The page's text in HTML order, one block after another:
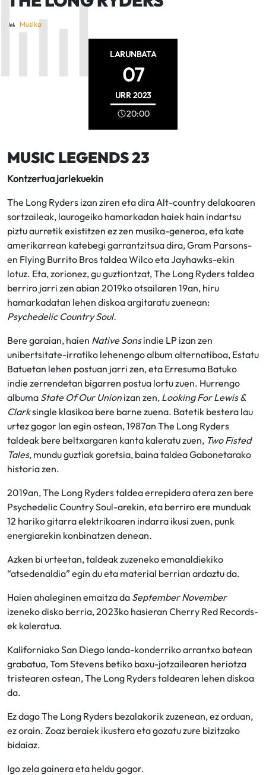
Musika
LARUNBATA
07
URR2023
20:00
MUSIC LEGENDS 23
Kontzertua jarlekuekin
The Long Ryders izan ziren eta dira Alt-country delakoaren
sortzaileak, laurogeiko hamarkadan haiek hain indartsu
piztu aurretik existitzen ez zen musika-generoa, eta kate
amerikarrean katebegi garrantzitsua dira, Gram Parsons-
en Flying Burrito Bros taldea Wilco eta Jayhawks-ekin
lotuz. Eta, zorionez, gu guztiontzat, The Long Ryders taldea
berriro jarri zen abian 2019ko otsailaren 19an, hiru
hamarkadatan lehen diskoa argitaratu zuenean:
Psychedelic Country Soul.
Bere garaian, haien Native Sonsindie LP izan zen
unibertsitate-irratiko lehenengo album alternatiboa, Estatu
Batuetan lehen postuan jarri zen, eta Erresuma Batuko
indie zerrendetan bigarren postua lortu zuen. Hurrengo
albuma State Of Our Unionizan zen, Looking For Lewis &
Clarksingle klasikoa bere barne zuena. Batetik bestera lau
urtez gogor lan egin ostean, 1987an The Long Ryders
taldeak bere beltxargaren kanta kaleratu zuen, Two Fisted
Tales, mundu guztiak goretsia, baina taldea Gabonetarako
historia zen.
2019an, The Long Ryders taldea errepidera atera zen bere
Psychedelic Country Soul-arekin, eta berriro ere munduak
12 hariko gitarra elektrikoaren indarra ikusi zuen, punk
energiarekin konbinatzen denean.
Azken bi urteetan, taldeak zuzeneko emanaldiekiko
“atsedenaldia” egin du eta material berrian ardaztu da.
Haien ahaleginen emaitza da September November
izeneko disko berria, 2023ko hasieran Cherry Red Records-
ek kaleratua.
Kaliforniako San Diego landa-konderriko arrantxo batean
grabatua, Tom Stevens betiko baxu-jotzailearen heriotza
tristearen ostean, The Long Ryders taldearen lehen diskoa
da.
Ez dago The Long Ryders bezalakorik zuzenean, ez orduan,
ez orain. Zoaz beraiek ikustera eta gozatu zure bizitzako
bidaiaz.
Igo zela gainera eta heldu gogor.